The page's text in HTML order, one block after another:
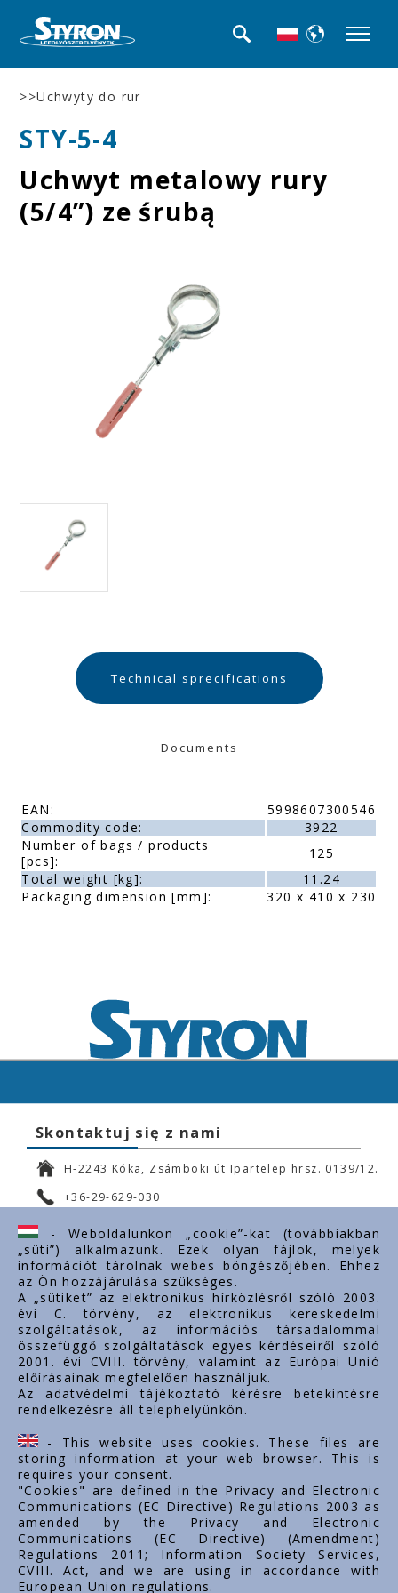
>>Uchwyty do rur
STY-5-4
Uchwyt metalowy rury
(5/4”) ze śrubą
Technical sprecifications
Documents
EAN:
5998607300546
Commodity code:
3922
Number of bags / products
[pcs]:
125
Total weight [kg]:
11.24
Packaging dimension [mm]:
320 x 410 x 230
Skontaktuj się z nami
H-2243 Kóka, Zsámboki út Ipartelep hrsz. 0139/12.
+36-29-629-030
ertekesites@styron.hu
export@styron.hu
www.styron.hu
Important links
O nas
Dokumenty
Kontakt
Kariera zawodowa
- Weboldalunkon „cookie”-kat (továbbiakban
„süti”) alkalmazunk. Ezek olyan fájlok, melyek
információt tárolnak webes böngészőjében. Ehhez
az Ön hozzájárulása szükséges.
A „sütiket” az elektronikus hírközlésről szóló 2003.
évi C. törvény, az elektronikus kereskedelmi
szolgáltatások, az információs társadalommal
összefüggő szolgáltatások egyes kérdéseiről szóló
2001. évi CVIII. törvény, valamint az Európai Unió
előírásainak megfelelően használjuk.
Az adatvédelmi tájékoztató kérésre betekintésre
rendelkezésre áll telephelyünkön.
- This website uses cookies. These files are
storing information at your web browser. This is
requires your consent.
"Cookies" are defined in the Privacy and Electronic
Communications (EC Directive) Regulations 2003 as
amended by the Privacy and Electronic
Communications (EC Directive) (Amendment)
Regulations 2011; Information Society Services,
CVIII. Act, and we are using in accordance with
European Union regulations.